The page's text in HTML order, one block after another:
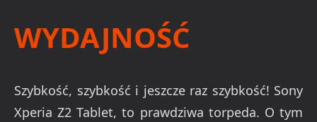
WYDAJNOŚĆ
Szybkość, szybkość i jeszcze raz szybkość! Sony
Xperia Z2 Tablet, to prawdziwa torpeda. O tym